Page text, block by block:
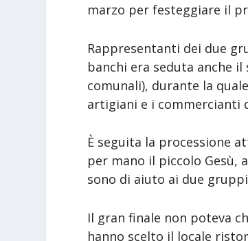
marzo per festeggiare il
Rappresentanti dei due
banchi era seduta anche il
comunali), durante la
artigiani e i commercianti
È seguita la processione
per mano il piccolo Gesù,
sono di aiuto ai due
Il gran finale non poteva
hanno scelto il locale